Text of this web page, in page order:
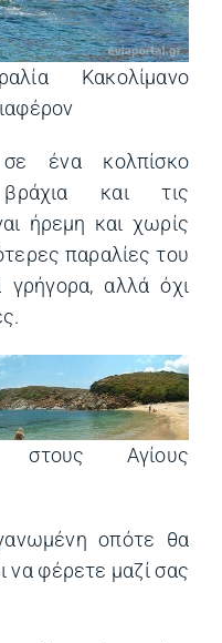
Κακολίμανο
ένα κολπίσκο
και τις
ήρεμη και χωρίς
παραλίες του
γρήγορα, αλλά όχι
στους Αγίους
οπότε θα
να φέρετε μαζί σας